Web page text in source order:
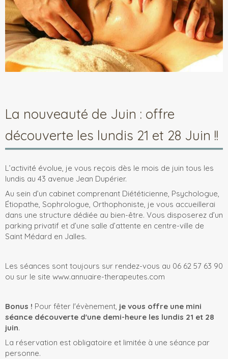
La nouveauté de Juin : offre
découverte les lundis 21 et 28 Juin !!
L’activité évolue, je vous reçois dès le mois de juin tous les
lundis au 43 avenue Jean Dupérier.
Au sein d’un cabinet comprenant Diététicienne, Psychologue,
Étiopathe, Sophrologue, Orthophoniste, je vous accueillerai
dans une structure dédiée au bien-être. Vous disposerez d’un
parking privatif et d’une salle d’attente en centre-ville de
Saint Médard en Jalles.
Les séances sont toujours sur rendez-vous au 06 62 57 63 90
ou sur le site www.annuaire-therapeutes.com
Bonus ! Pour fêter l'évènement, je vous offre une mini
séance découverte d'une demi-heure les lundis 21 et 28
juin.
La réservation est obligatoire et limitée à une séance par
personne.